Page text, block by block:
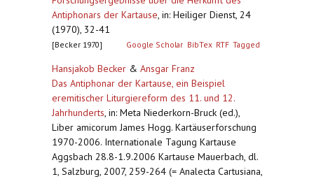
Antiphonars der Kartause, in: Heiliger Dienst, 24
(1970), 32-41
[Becker 1970] Google Scholar BibTex RTF Tagged
Hansjakob Becker & Ansgar Franz
Das Antiphonar der Kartause, ein Beispiel
eremitischer Liturgiereform des 11. und 12.
Jahrhunderts, in: Meta Niederkorn-Bruck (ed.),
Liber amicorum James Hogg. Kartäuserforschung
1970-2006. Internationale Tagung Kartause
Aggsbach 28.8-1.9.2006 Kartause Mauerbach, dl.
1, Salzburg, 2007, 259-264 (= Analecta Cartusiana,